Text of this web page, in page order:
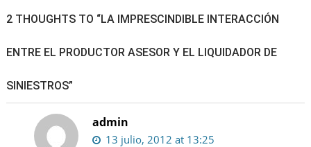
2 THOUGHTS TO “LA IMPRESCINDIBLE INTERACCIÓN
ENTRE EL PRODUCTOR ASESOR Y EL LIQUIDADOR DE
SINIESTROS”
admin
13 julio, 2012 at 13:25